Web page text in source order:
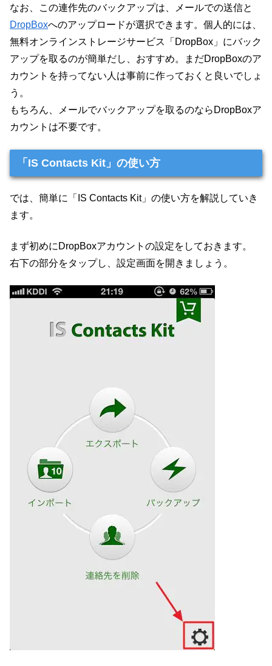
なお、この連作先のバックアップは、メールでの送信と
DropBoxへのアップロードが選択できます。個人的には、
無料オンラインストレージサービス「DropBox」にバック
アップを取るのが簡単だし、おすすめ。まだDropBoxのア
カウントを持ってない人は事前に作っておくと良いでしょ
う。
もちろん、メールでバックアップを取るのならDropBoxア
カウントは不要です。
「IS Contacts Kit」の使い方
では、簡単に「IS Contacts Kit」の使い方を解説していき
ます。
まず初めにDropBoxアカウントの設定をしておきます。
右下の部分をタップし、設定画面を開きましょう。